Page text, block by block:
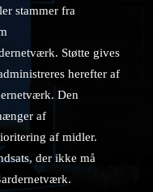
stammer fra
Støtte gives
herefter af
Den
af
af midler.
der ikke må